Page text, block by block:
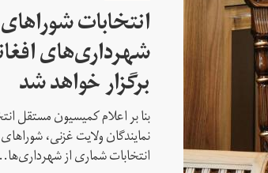
انتخابات
شهرداری‌های
برگزار خواهد شد
بنا بر اعلام کمیسیون مستقل
نمایندگان ولایت غزنی،
انتخابات شماری از